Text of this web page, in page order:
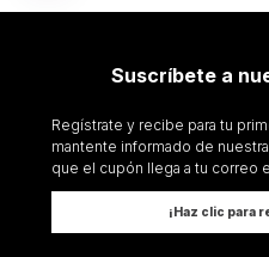
Suscríbete a
Regístrate y recibe para tu
mantente informado de
que el cupón llega a tu correo
¡Haz clic para